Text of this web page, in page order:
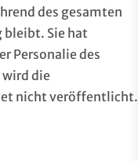
des gesamten
bleibt. Sie hat
Personalie des
die
nicht veröffentlicht.